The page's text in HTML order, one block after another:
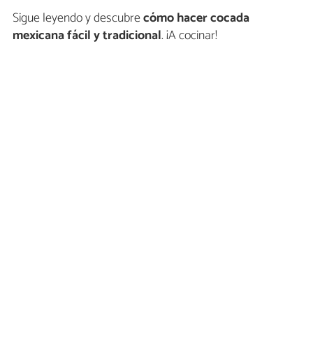
Sigue leyendo y descubrecómo hacer cocada
mexicana fácil y tradicional. ¡A cocinar!